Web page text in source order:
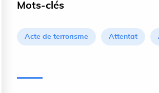
Mots-clés
Acte de terrorisme Attentat